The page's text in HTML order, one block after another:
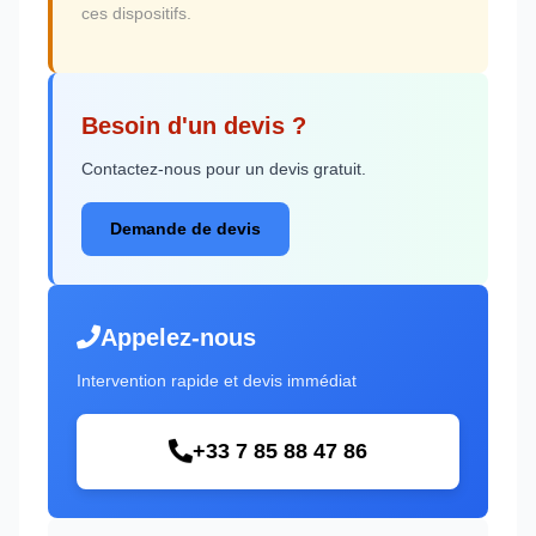
ces dispositifs.
Besoin d'un devis ?
Contactez-nous pour un devis gratuit.
Demande de devis
Appelez-nous
Intervention rapide et devis immédiat
+33 7 85 88 47 86